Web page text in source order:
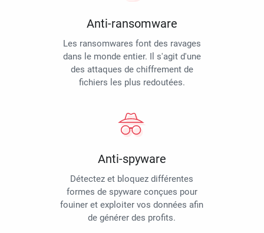
Anti-ransomware
Les ransomwares font des ravages
dans le monde entier. Il s'agit d'une
des attaques de chiffrement de
fichiers les plus redoutées.
Anti-spyware
Détectez et bloquez différentes
formes de spyware conçues pour
fouiner et exploiter vos données afin
de générer des profits.